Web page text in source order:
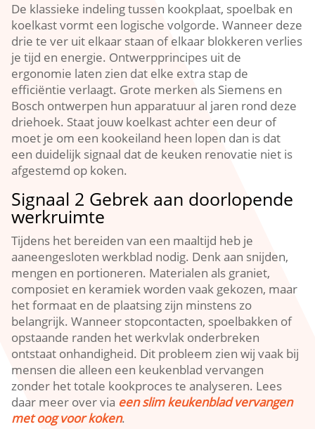
De klassieke indeling tussen kookplaat, spoelbak en
koelkast vormt een logische volgorde.​ Wanneer deze
drie te ver uit elkaar staan of elkaar blokkeren verlies
je tijd en energie.​ Ontwerpprincipes uit de
ergonomie laten zien dat elke extra stap de
efficiëntie verlaagt.​ Grote merken als Siemens en
Bosch ontwerpen hun apparatuur al jaren rond deze
driehoek.​ Staat jouw koelkast achter een deur of
moet je om een kookeiland heen lopen dan is dat
een duidelijk signaal dat de keuken renovatie niet is
afgestemd op koken.​
Signaal 2 Gebrek aan doorlopende
werkruimte
Tijdens het bereiden van een maaltijd heb je
aaneengesloten werkblad nodig.​ Denk aan snijden,
mengen en portioneren.​ Materialen als graniet,
composiet en keramiek worden vaak gekozen, maar
het formaat en de plaatsing zijn minstens zo
belangrijk.​ Wanneer stopcontacten, spoelbakken of
opstaande randen het werkvlak onderbreken
ontstaat onhandigheid.​ Dit probleem zien wij vaak bij
mensen die alleen een keukenblad vervangen
zonder het totale kookproces te analyseren.​ Lees
daar meer over via een slim keukenblad vervangen
met oog voor koken.​